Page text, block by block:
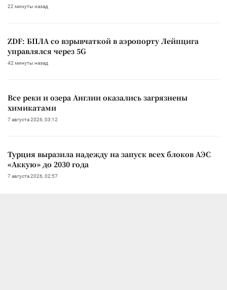
22 минуты назад
ZDF: БПЛА со взрывчаткой в аэропорту Лейпцига
управлялся через 5G
42 минуты назад
Все реки и озера Англии оказались загрязнены
химикатами
7 августа 2026, 03:12
Турция выразила надежду на запуск всех блоков АЭС
«Аккую» до 2030 года
7 августа 2026, 02:57